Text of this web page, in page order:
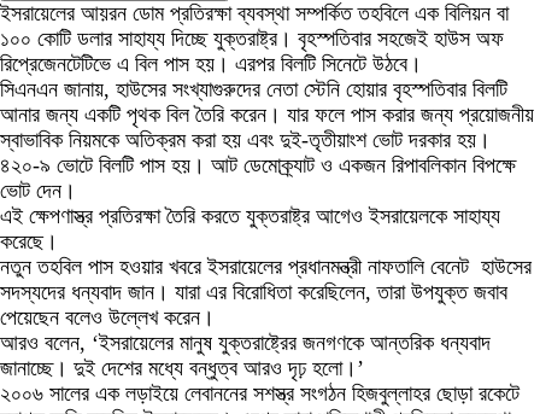
ইসরায়েলের আয়রন ডোম প্রতিরক্ষা ব্যবস্থা সম্পর্কিত তহবিলে এক বিলিয়ন বা
১০০ কোটি ডলার সাহায্য দিচ্ছে যুক্তরাষ্ট্র। বৃহস্পতিবার সহজেই হাউস অফ
রিপ্রেজেনটেটিভে এ বিল পাস হয়। এরপর বিলটি সিনেটে উঠবে।
সিএনএন জানায়, হাউসের সংখ্যাগুরুদের নেতা স্টেনি হোয়ার বৃহস্পতিবার বিলটি
আনার জন্য একটি পৃথক বিল তৈরি করেন। যার ফলে পাস করার জন্য প্রয়োজনীয়
স্বাভাবিক নিয়মকে অতিক্রম করা হয় এবং দুই-তৃতীয়াংশ ভোট দরকার হয়।
৪২০-৯ ভোটে বিলটি পাস হয়। আট ডেমোক্র্যাট ও একজন রিপাবলিকান বিপক্ষে
ভোট দেন।
এই ক্ষেপণাস্ত্র প্রতিরক্ষা তৈরি করতে যুক্তরাষ্ট্র আগেও ইসরায়েলকে সাহায্য
করেছে।
নতুন তহবিল পাস হওয়ার খবরে ইসরায়েলের প্রধানমন্ত্রী নাফতালি বেনেট হাউসের
সদস্যদের ধন্যবাদ জান। যারা এর বিরোধিতা করেছিলেন, তারা উপযুক্ত জবাব
পেয়েছেন বলেও উল্লেখ করেন।
আরও বলেন, ‘ইসরায়েলের মানুষ যুক্তরাষ্ট্রের জনগণকে আন্তরিক ধন্যবাদ
জানাচ্ছে। দুই দেশের মধ্যে বন্ধুত্ব আরও দৃঢ় হলো।’
২০০৬ সালের এক লড়াইয়ে লেবাননের সশস্ত্র সংগঠন হিজবুল্লাহর ছোড়া রকেটে